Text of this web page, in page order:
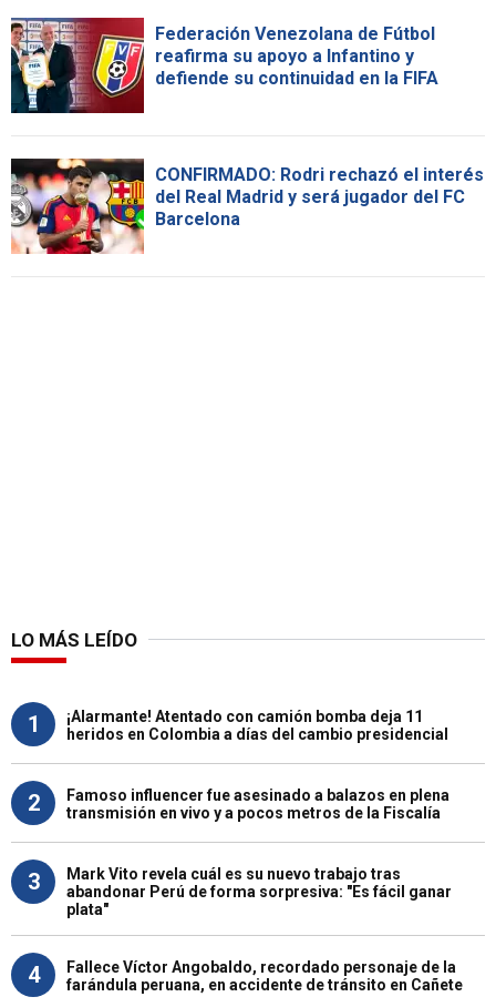
Federación Venezolana de Fútbol
reafirma su apoyo a Infantino y
defiende su continuidad en la FIFA
CONFIRMADO: Rodri rechazó el interés
del Real Madrid y será jugador del FC
Barcelona
LO MÁS LEÍDO
1
¡Alarmante! Atentado con camión bomba deja 11
heridos en Colombia a días del cambio presidencial
2
Famoso influencer fue asesinado a balazos en plena
transmisión en vivo y a pocos metros de la Fiscalía
3
Mark Vito revela cuál es su nuevo trabajo tras
abandonar Perú de forma sorpresiva: "Es fácil ganar
plata"
4
Fallece Víctor Angobaldo, recordado personaje de la
farándula peruana, en accidente de tránsito en Cañete